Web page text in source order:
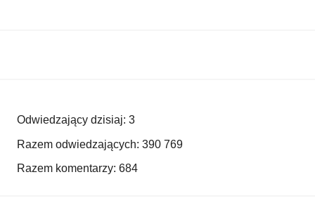
Odwiedzający dzisiaj: 3
Razem odwiedzających: 390 769
Razem komentarzy: 684